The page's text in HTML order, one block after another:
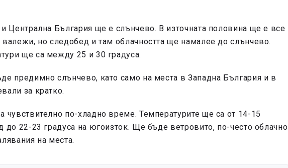
Централна България ще е слънчево. В източната половина ще е все
но следобед и там облачността ще намалее до слънчево.
ще са между 25 и 30 градуса.
предимно слънчево, като само на места в Западна България и в
за кратко.
чувствително по-хладно време. Температурите ще са от 14-15
до 22-23 градуса на югоизток. Ще бъде ветровито, по-често облачно
на места.